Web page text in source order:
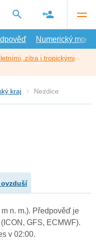
Numerický model
zítra i tropickými
kraj Nezdice
n. m.). Předpověď je
GFS, ECMWF).
v 02:00.